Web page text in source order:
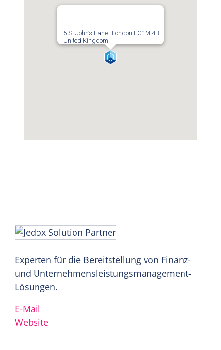
5 St John’s Lane , London EC1M 4BH
United Kingdom.
Experten für die Bereitstellung von Finanz-
und Unternehmensleistungsmanagement-
Lösungen.
E-Mail
Website